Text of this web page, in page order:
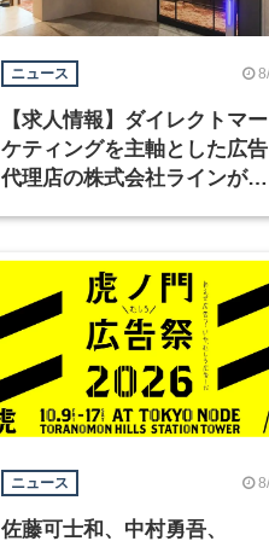
ニュース
【求人情報】ダイレクトマー
ケティングを主軸とした広告
代理店の株式会社ラインが、
ニュース
佐藤可士和、中村勇吾、